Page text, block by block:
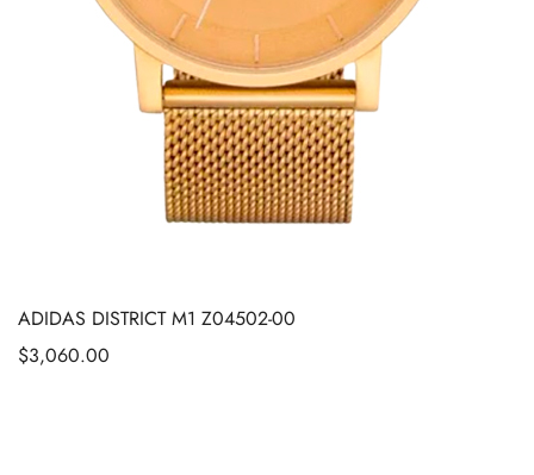
ADIDAS DISTRICT M1 Z04502-00
$3,060.00